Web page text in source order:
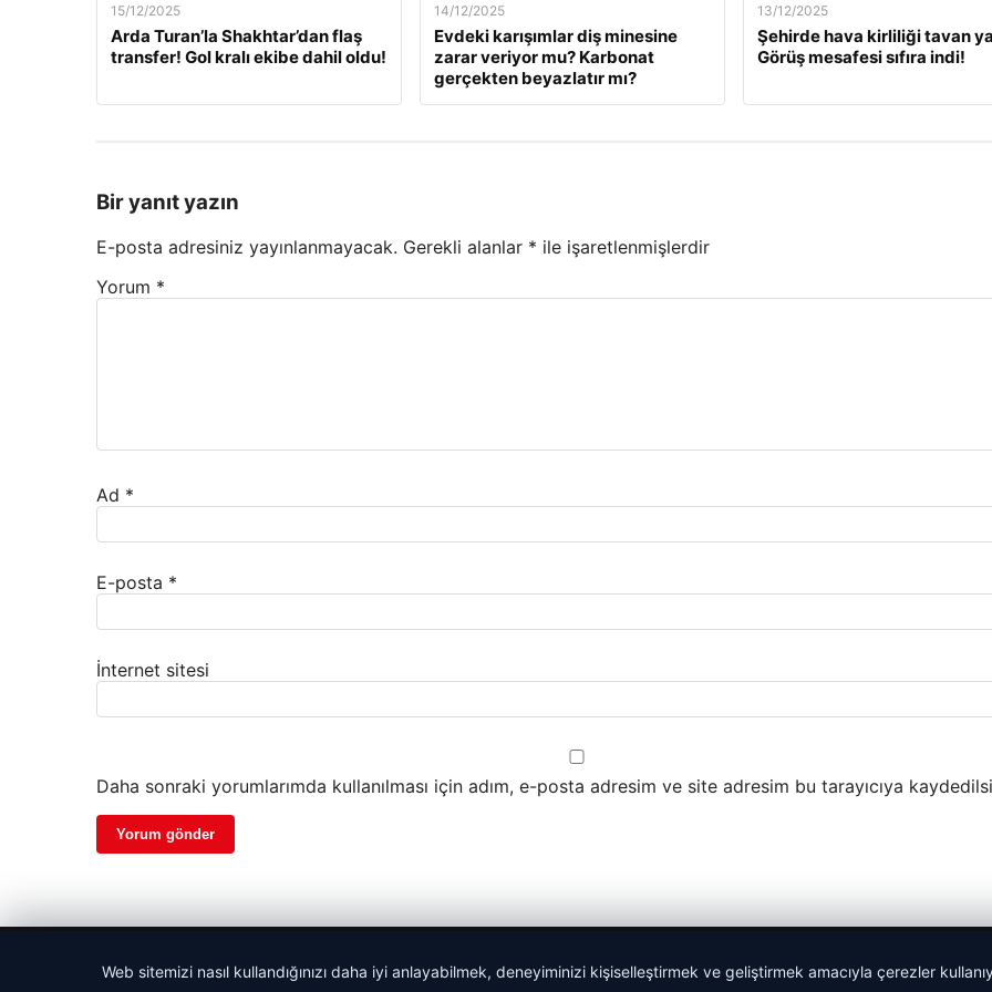
15/12/2025
Arda Turan’la Shakhtar’dan flaş
transfer! Gol kralı ekibe dahil oldu!
14/12/2025
Evdeki karışımlar diş minesine
zarar veriyor mu? Karbonat
gerçekten beyazlatır mı?
13/12/2025
Şehirde hava kirliliği tavan
Görüş mesafesi sıfıra indi!
Bir yanıt yazın
E-posta adresiniz yayınlanmayacak. Gerekli alanlar * ile işaretlenmişlerdir
Yorum *
Ad *
E-posta *
İnternet sitesi
Daha sonraki yorumlarımda kullanılması için adım, e-posta adresim ve site adresim bu tarayıcıya
Web sitemizi nasıl kullandığınızı daha iyi anlayabilmek, deneyiminizi kişiselleştirmek ve geliştirmek amacıyla çerezler